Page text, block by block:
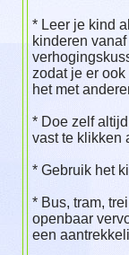
* Leer je kind
kinderen
zodat je er
het met
* Doe zelf
vast te klikken
* Gebruik het
* Bus, tram,
openbaar
een